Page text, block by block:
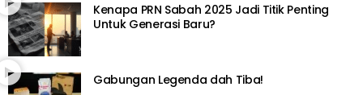
Kenapa PRN Sabah 2025 Jadi Titik Penting
Untuk Generasi Baru?
Gabungan Legenda dah Tiba!